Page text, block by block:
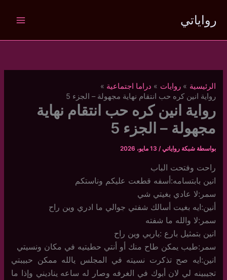
المحتوى
رواياتي
الرئيسية روايات
دراما اجتماعية
رواية انين كره حب انتقام نهاية مجهولة – الجزء 5
رواية انين كره حب انتقام نهاية
مجهولة – الجزء 5
بواسطة شبكة رواياتي/ 13 مايو، 2026
راحت وفتحت الباب
انين بابتسامه:أسفه قطعت عليكم وناستكم
سمر:لا عادي بغيتي شي
أنين:ايه بغيت أسالك شفتي جوالي ما ادري وين راح
سمر:لا والله ما شفته
انين بتمثيل بارع :ياربي وين راح
سمر:طيب يمكن طاح منك أو أنتي حطيتيه في مكان ونسيتي
انين:ايه صح تذكرت نسيته في المجلس يالله ممكن حبيبتي
تجيبينه لي لان أبوك في الغرفه وصار له ساعه يناديني وإذا ما